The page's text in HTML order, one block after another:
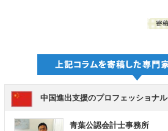
中国進出支援のプロフェッショナル
青葉公認会計士事務所